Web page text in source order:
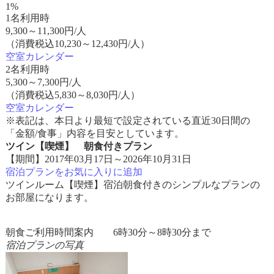
1%
1名利用時
9,300～ 11,300円/人
（消費税込10,230～12,430円/人）
空室カレンダー
2名利用時
5,300～ 7,300円/人
（消費税込5,830～8,030円/人）
空室カレンダー
※表記は、本日より最短で設定されている直近30日間の
「金額/食事」内容を目安としています。
ツイン【喫煙】 朝食付きプラン
【期間】2017年03月17日～2026年10月31日
宿泊プランをお気に入りに追加
ツインルーム【喫煙】宿泊朝食付きのシンプルなプランの
お部屋になります。
朝食ご利用時間案内 6時30分～8時30分まで
宿泊プランの写真